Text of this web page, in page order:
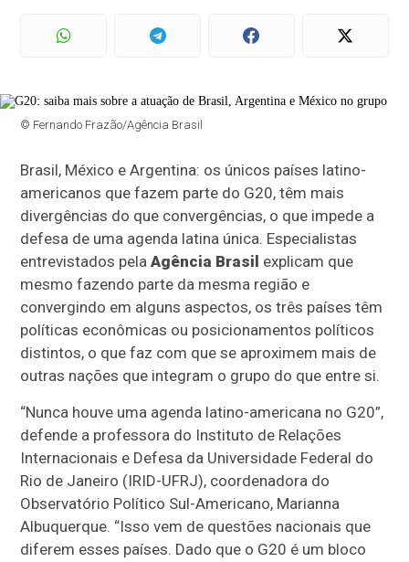
© Fernando Frazão/Agência Brasil
Brasil, México e Argentina: os únicos países latino-
americanos que fazem parte do G20, têm mais
divergências do que convergências, o que impede a
defesa de uma agenda latina única. Especialistas
entrevistados pelaAgência Brasil explicam que
mesmo fazendo parte da mesma região e
convergindo em alguns aspectos, os três países têm
políticas econômicas ou posicionamentos políticos
distintos, o que faz com que se aproximem mais de
outras nações que integram o grupo do que entre si.
“Nunca houve uma agenda latino-americana no G20”,
defende a professora do Instituto de Relações
Internacionais e Defesa da Universidade Federal do
Rio de Janeiro (IRID-UFRJ), coordenadora do
Observatório Político Sul-Americano, Marianna
Albuquerque. “Isso vem de questões nacionais que
diferem esses países. Dado que o G20 é um bloco